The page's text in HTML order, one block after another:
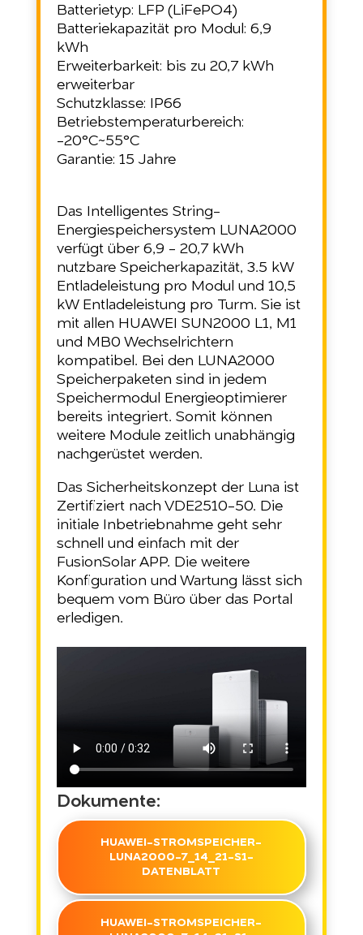
Batterietyp: LFP (LiFePO4)
Batteriekapazität pro Modul: 6,9
kWh
Erweiterbarkeit: bis zu 20,7 kWh
erweiterbar
Schutzklasse: IP66
Betriebstemperaturbereich:
-20°C~55°C
Garantie: 15 Jahre
Das Intelligentes String-
Energiespeichersystem LUNA2000
verfügt über 6,9 - 20,7 kWh
nutzbare Speicherkapazität, 3.5 kW
Entladeleistung pro Modul und 10,5
kW Entladeleistung pro Turm. Sie ist
mit allen HUAWEI SUN2000 L1, M1
und MB0 Wechselrichtern
kompatibel. Bei den LUNA2000
Speicherpaketen sind in jedem
Speichermodul Energieoptimierer
bereits integriert. Somit können
weitere Module zeitlich unabhängig
nachgerüstet werden.
Das Sicherheitskonzept der Luna ist
Zertifiziert nach VDE2510-50. Die
initiale Inbetriebnahme geht sehr
schnell und einfach mit der
FusionSolar APP. Die weitere
Konfiguration und Wartung lässt sich
bequem vom Büro über das Portal
erledigen.
Dokumente:
HUAWEI-STROMSPEICHER-
LUNA2000-7_14_21-S1-
DATENBLATT
HUAWEI-STROMSPEICHER-